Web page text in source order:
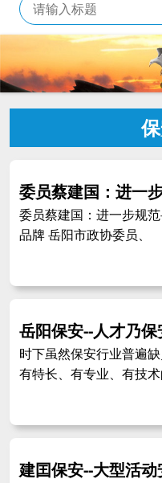
委员蔡建国：进一
委员蔡建国：进一步规
品牌 岳阳市政协委员、
岳阳保安--人才乃
时下虽然保安行业普遍
有特长、有专业、有技
建囯保安--大型活